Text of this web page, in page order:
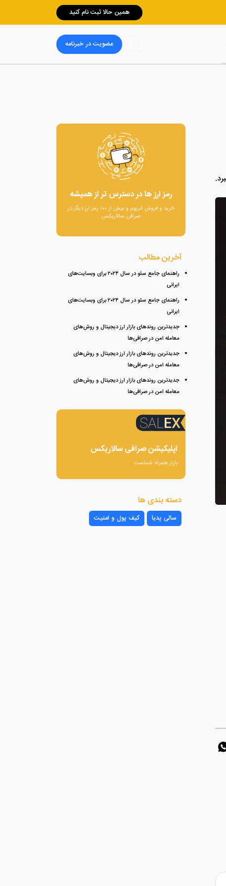
همین حالا ثبت نام کنید
عضویت در خبرنامه
رمز ارز ها در دسترس تر از همیشه
خرید و فروش اتریوم و بیش از ۱۰۰ رمز ارز دیگر در
صرافی سالاریکس
آخرین مطالب
راهنمای جامع سئو در سال ۲۰۲۴ برای وبسایت‌های
ایرانی
راهنمای جامع سئو در سال ۲۰۲۴ برای وبسایت‌های
ایرانی
جدیدترین روندهای بازار ارز دیجیتال و روش‌های
معامله امن در صرافی‌ها
جدیدترین روندهای بازار ارز دیجیتال و روش‌های
معامله امن در صرافی‌ها
جدیدترین روندهای بازار ارز دیجیتال و روش‌های
معامله امن در صرافی‌ها
اپلیکیشن صرافی سالاریکس
بازار همراه شماست
دسته بندی ها
سالی پدیا کیف پول و امنیت